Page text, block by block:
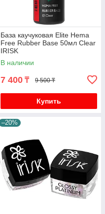
База каучуковая Elite Hema
Free Rubber Base 50мл Clear
IRISK
В наличии
7 400 ₸ 9 500 ₸
Купить
–20%